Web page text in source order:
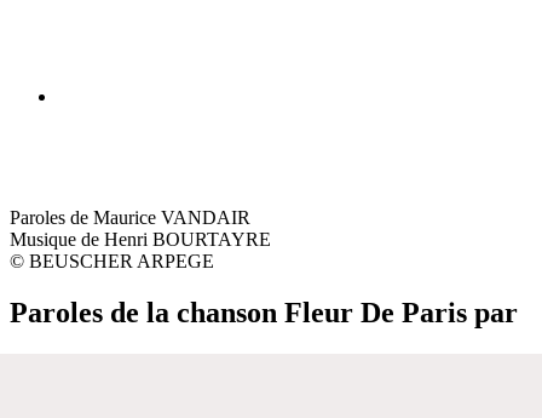
Paroles de Maurice VANDAIR
Musique de Henri BOURTAYRE
© BEUSCHER ARPEGE
Paroles de la chanson Fleur De Paris par